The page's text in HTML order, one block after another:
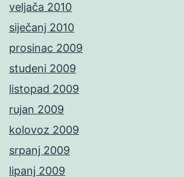
veljača 2010
siječanj 2010
prosinac 2009
studeni 2009
listopad 2009
rujan 2009
kolovoz 2009
srpanj 2009
lipanj 2009